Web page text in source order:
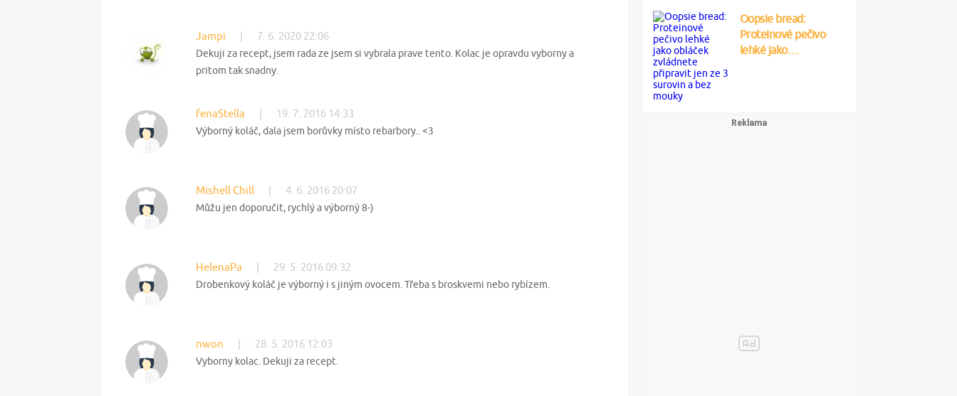
Jampi 7. 6. 2020 22:06
Dekuji za recept, jsem rada ze jsem si vybrala prave tento. Kolac je opravdu vyborny a
pritom tak snadny.
fenaStella 19. 7. 2016 14:33
Výborný koláč, dala jsem borůvky místo rebarbory.. <3
Mishell Chill 4. 6. 2016 20:07
Můžu jen doporučit, rychlý a výborný 8-)
HelenaPa 29. 5. 2016 09:32
Drobenkový koláč je výborný i s jiným ovocem. Třeba s broskvemi nebo rybízem.
nwon 28. 5. 2016 12:03
Vyborny kolac. Dekuji za recept.
Oopsie bread:
Proteinové pečivo
lehké jako…